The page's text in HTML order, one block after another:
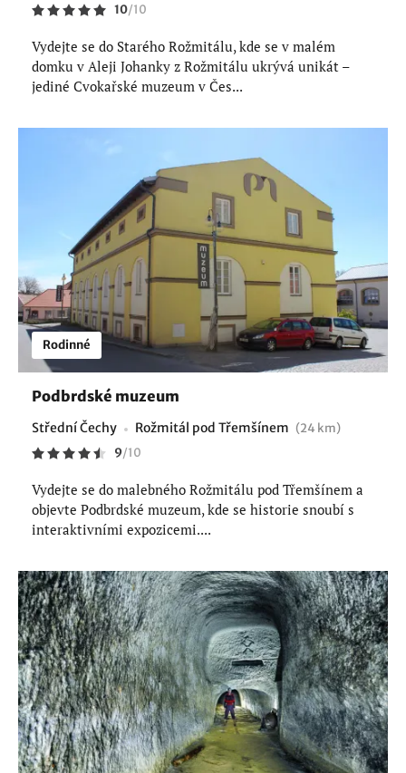
10/10
Vydejte se do Starého Rožmitálu, kde se v malém
domku v Aleji Johanky z Rožmitálu ukrývá unikát –
jediné Cvokařské muzeum v Čes...
Rodinné
Podbrdské muzeum
Střední Čechy Rožmitál pod Třemšínem (24 km)
9/10
Vydejte se do malebného Rožmitálu pod Třemšínem a
objevte Podbrdské muzeum, kde se historie snoubí s
interaktivními expozicemi....